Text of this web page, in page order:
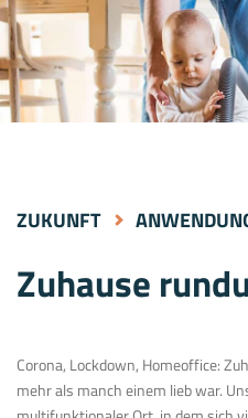
ZUKUNFT
Zuhause
Corona, Lockdown, Homeoffice:
mehr als manch einem lieb war.